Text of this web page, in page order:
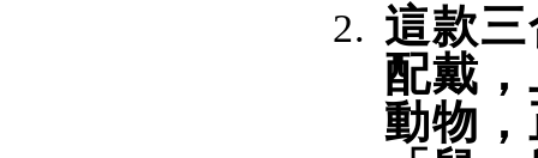
這款
配戴
動物